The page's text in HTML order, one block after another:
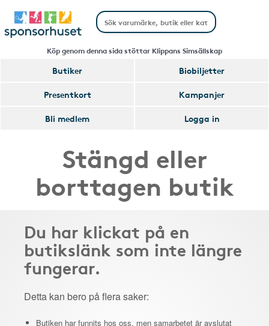
Köp genom denna sida stöttar Klippans Simsällskap
Butiker
Biobiljetter
Presentkort
Kampanjer
Bli medlem
Logga in
Stängd eller
borttagen butik
Du har klickat på en
butikslänk som inte längre
fungerar.
Detta kan bero på flera saker:
Butiken har funnits hos oss, men samarbetet är avslutat